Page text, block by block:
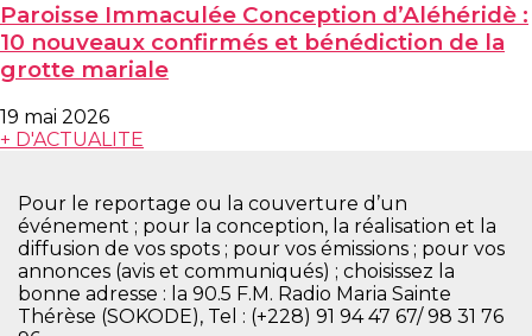
Paroisse Immaculée Conception d’Aléhéridè :
10 nouveaux confirmés et bénédiction de la
grotte mariale
19 mai 2026
+ D'ACTUALITE
Pour le reportage ou la couverture d’un
événement ; pour la conception, la réalisation et la
diffusion de vos spots ; pour vos émissions ; pour vos
annonces (avis et communiqués) ; choisissez la
bonne adresse : la 90.5 F.M. Radio Maria Sainte
Thérèse (SOKODE), Tel : (+228) 91 94 47 67/ 98 31 76